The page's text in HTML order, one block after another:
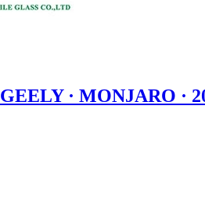
GEELY · MONJARO ·